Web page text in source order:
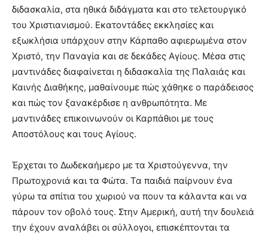
διδασκαλία, στα ηθικά διδάγματα και στο τελετουργικό
του Χριστιανισμού. Εκατοντάδες εκκλησίες και
εξωκλήσια υπάρχουν στην Κάρπαθο αφιερωμένα στον
Χριστό, την Παναγία και σε δεκάδες Αγίους. Μέσα στις
μαντινάδες διαφαίνεται η διδασκαλία της Παλαιάς και
Καινής Διαθήκης, μαθαίνουμε πώς χάθηκε ο παράδεισος
και πώς τον ξανακέρδισε η ανθρωπότητα. Με
μαντινάδες επικοινωνούν οι Καρπάθιοι με τους
Αποστόλους και τους Αγίους.
Έρχεται το Δωδεκαήμερο με τα Χριστούγεννα, την
Πρωτοχρονιά και τα Φώτα. Τα παιδιά παίρνουν ένα
γύρω τα σπίτια του χωριού να πουν τα κάλαντα και να
πάρουν τον οβολό τους. Στην Αμερική, αυτή την δουλειά
την έχουν αναλάβει οι σύλλογοι, επισκέπτονται τα